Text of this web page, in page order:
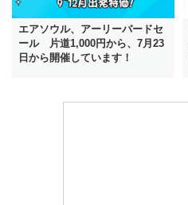
エアソウル、アーリーバードセ
ール 片道1,000円から、7月23
日から開催しています！